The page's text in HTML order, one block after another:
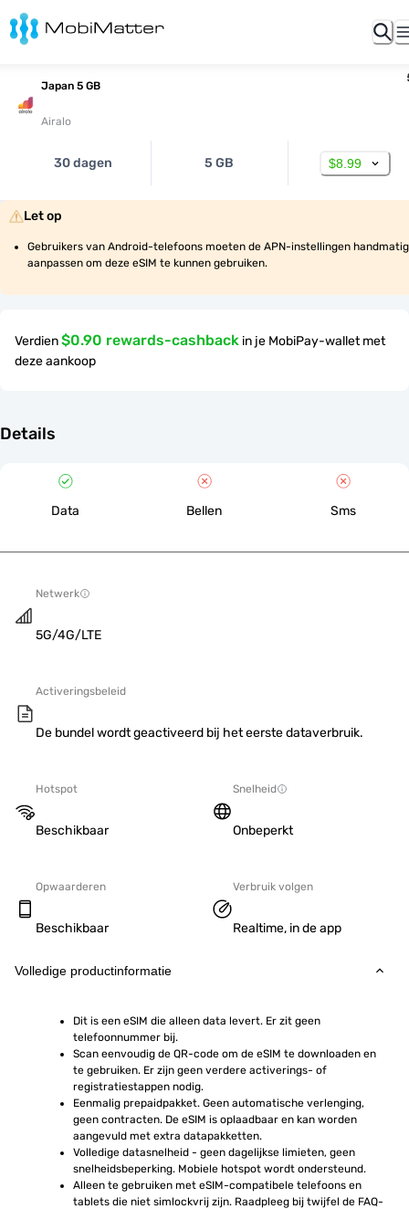
Japan 5 GB
Airalo
30 dagen 5 GB $8.99
Let op
Gebruikers van Android-telefoons moeten de APN-instellingen handmatig
aanpassen om deze eSIM te kunnen gebruiken.
Verdien$0.90 rewards-cashback in je MobiPay-wallet met
deze aankoop
Details
Data Bellen Sms
Netwerk
5G/4G/LTE
Activeringsbeleid
De bundel wordt geactiveerd bij het eerste dataverbruik.
Hotspot
Beschikbaar
Snelheid
Onbeperkt
Opwaarderen
Beschikbaar
Verbruik volgen
Realtime, in de app
Volledige productinformatie
Dit is een eSIM die alleen data levert. Er zit geen
telefoonnummer bij.
Scan eenvoudig de QR-code om de eSIM te downloaden en
te gebruiken. Er zijn geen verdere activerings- of
registratiestappen nodig.
Eenmalig prepaidpakket. Geen automatische verlenging,
geen contracten. De eSIM is oplaadbaar en kan worden
aangevuld met extra datapakketten.
Volledige datasnelheid - geen dagelijkse limieten, geen
snelheidsbeperking. Mobiele hotspot wordt ondersteund.
Alleen te gebruiken met eSIM-compatibele telefoons en
tablets die niet simlockvrij zijn. Raadpleeg bij twijfel de FAQ-